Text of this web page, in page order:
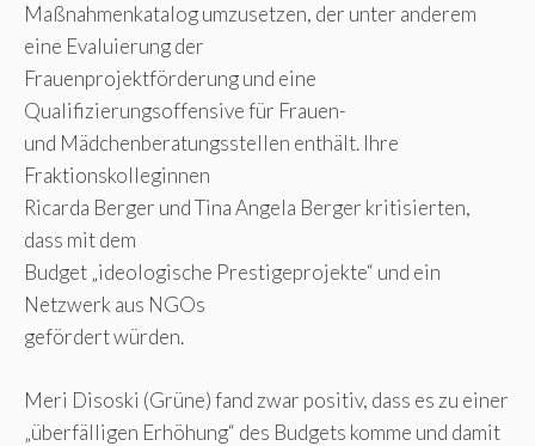
Maßnahmenkatalog umzusetzen, der unter anderem
eine Evaluierung der
Frauenprojektförderung und eine
Qualifizierungsoffensive für Frauen-
und Mädchenberatungsstellen enthält. Ihre
Fraktionskolleginnen
Ricarda Berger und Tina Angela Berger kritisierten,
dass mit dem
Budget „ideologische Prestigeprojekte“ und ein
Netzwerk aus NGOs
gefördert würden.
Meri Disoski (Grüne) fand zwar positiv, dass es zu einer
„überfälligen Erhöhung“ des Budgets komme und damit